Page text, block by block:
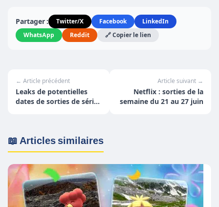
Partager : Twitter/X Facebook
LinkedIn
WhatsApp
Reddit 🔗 Copier le lien
← Article précédent
Leaks de potentielles
dates de sorties de séries
Article suivant →
Netflix : sorties de la
semaine du 21 au 27 juin
📖 Articles similaires